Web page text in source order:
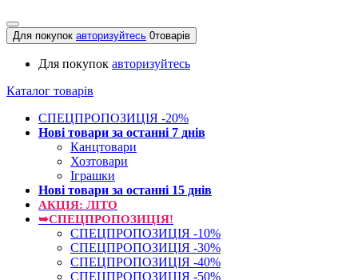
Для покупок авторизуйтесь 0товарів
Для покупок авторизуйтесь
Каталог товарів
СПЕЦПРОПОЗИЦІЯ -20%
Нові товари за останнi 7 днiв
Канцтовари
Хозтовари
Іграшки
Нові товари за останнi 15 днiв
АКЦІЯ: ЛІТО
➥СПЕЦПРОПОЗИЦІЯ!
СПЕЦПРОПОЗИЦІЯ -10%
СПЕЦПРОПОЗИЦІЯ -30%
СПЕЦПРОПОЗИЦІЯ -40%
СПЕЦПРОПОЗИЦІЯ -50%